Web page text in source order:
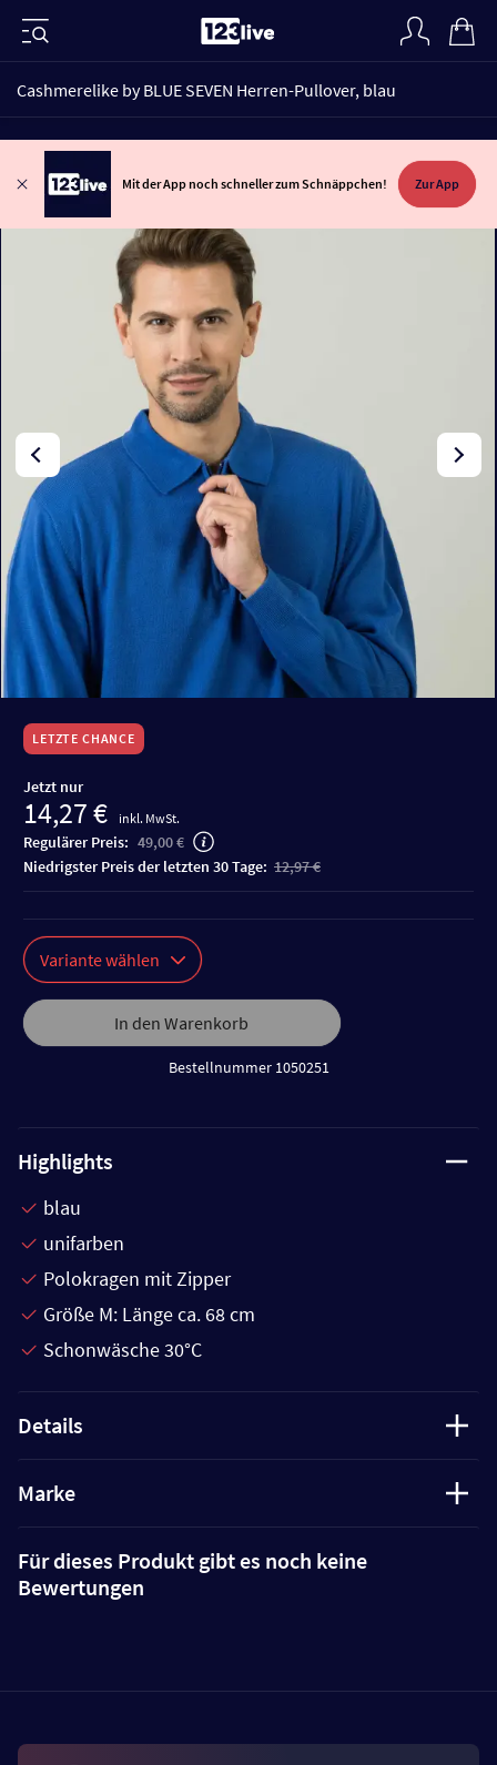
Cashmerelike by BLUE SEVEN Herren-Pullover, blau
Mit der App noch schneller zum Schnäppchen! Zur App
LETZTE CHANCE
Jetzt nur
14,27 € inkl. MwSt.
Regulärer Preis: 49,00 €
niedrigster Preis der letzten 30 Tage: 12,97 €
Variante wählen
In den Warenkorb
Bestellnummer 1050251
Highlights
blau
unifarben
Polokragen mit Zipper
Größe M: Länge ca. 68 cm
Schonwäsche 30°C
Details
Marke
Für dieses Produkt gibt es noch keine
Bewertungen